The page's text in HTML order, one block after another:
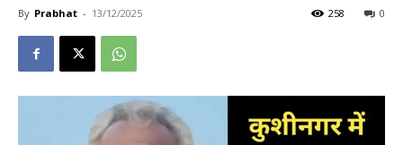
By Prabhat - 13/12/2025 0
258